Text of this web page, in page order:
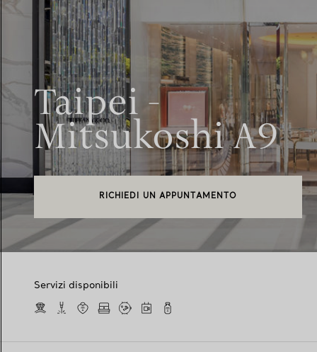
Taipei -
Mitsukoshi A9
RICHIEDI UN APPUNTAMENTO
Servizi disponibili